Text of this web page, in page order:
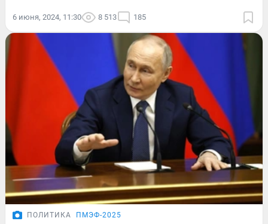
6 июня, 2024, 11:30 8 513 185
ПОЛИТИКА ПМЭФ-2025